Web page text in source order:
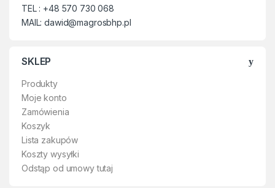
wszystkich warunków
pogodowych i każdego
środowiska. Podeszwy są
mieszanek gumy i z unikalnym
bieżnikiem, inspirowanym
oponami Michelin®.
TEL : +48 570 730 068
MAIL: dawid@magrosbhp.pl
SKLEP
Produkty
Moje konto
Zamówienia
Koszyk
Lista zakupów
Koszty wysyłki
Odstąp od umowy tutaj